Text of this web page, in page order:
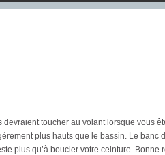
devraient toucher au volant lorsque vous
plus hauts que le bassin. Le banc
plus qu’à boucler votre ceinture. Bonne